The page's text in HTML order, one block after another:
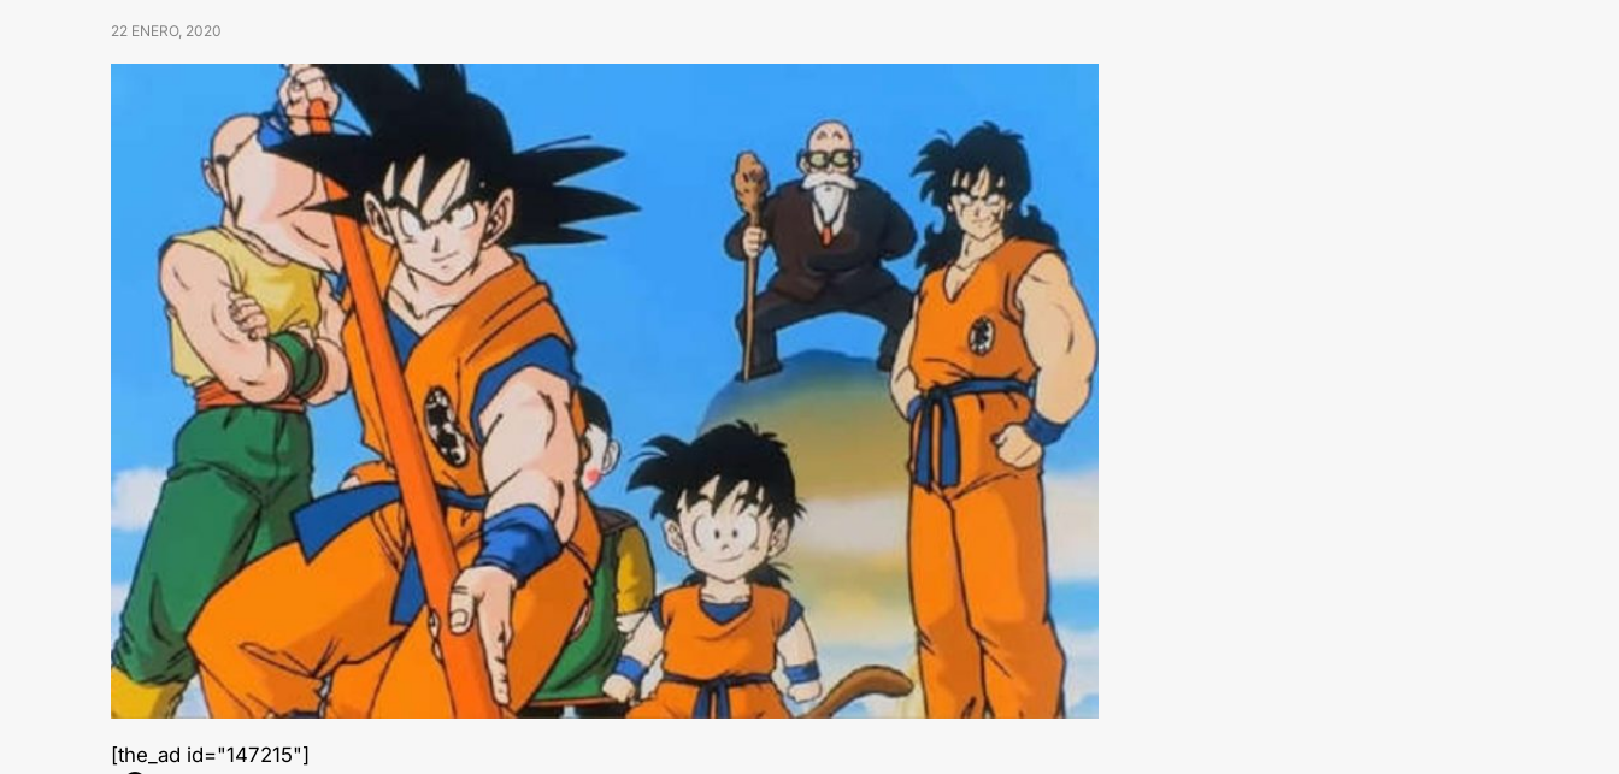
22 ENERO, 2020
[the_ad id="147215"]